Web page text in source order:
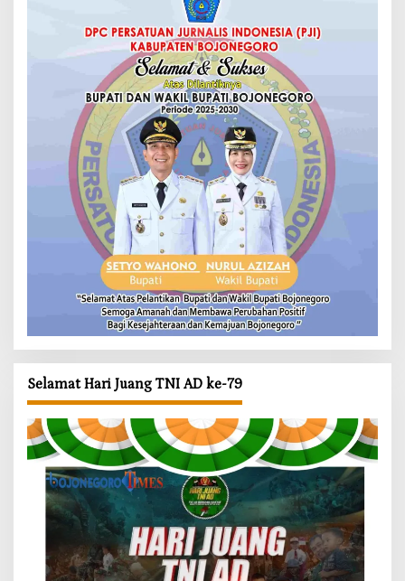
Selamat Hari Juang TNI AD ke-79